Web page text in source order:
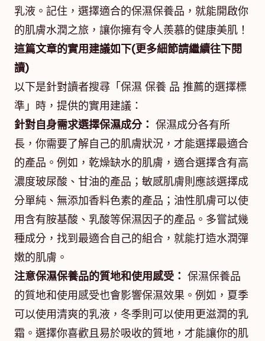
乳液。記住，選擇適合的保濕保養品，就能開啟你
的肌膚水潤之旅，讓你擁有令人羨慕的健康美肌！
這篇文章的實用建議如下(更多細節請繼續往下閱
讀)
以下是針對讀者搜尋「保濕 保養 品 推薦的選擇標
準」時，提供的實用建議：
針對自身需求選擇保濕成分： 保濕成分各有所
長，你需要了解自己的肌膚狀況，才能選擇最適合
的產品。例如，乾燥缺水的肌膚，適合選擇含有高
濃度玻尿酸、甘油的產品；敏感肌膚則應該選擇成
分單純、無添加香料色素的產品；油性肌膚可以使
用含有胺基酸、乳酸等保濕因子的產品。多嘗試幾
種成分，找到最適合自己的組合，就能打造水潤彈
嫩的肌膚。
注意保濕保養品的質地和使用感受： 保濕保養品
的質地和使用感受也會影響保濕效果。例如，夏季
可以使用清爽的乳液，冬季則可以使用更滋潤的乳
霜。選擇你喜歡且易於吸收的質地，才能讓你的肌